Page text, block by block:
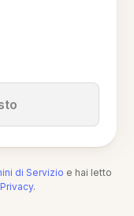
di Servizio e hai letto
.